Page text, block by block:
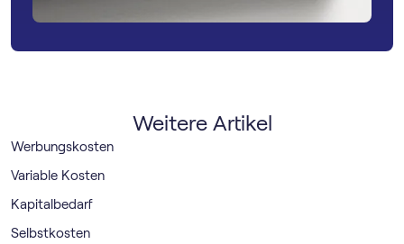
Weitere Artikel
Werbungskosten
Variable Kosten
Kapitalbedarf
Selbstkosten